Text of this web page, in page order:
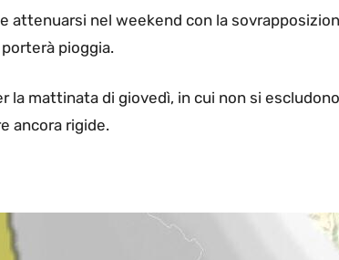
attenuarsi nel weekend con la
pioggia.
la mattinata di giovedì, in cui non si
ancora rigide.